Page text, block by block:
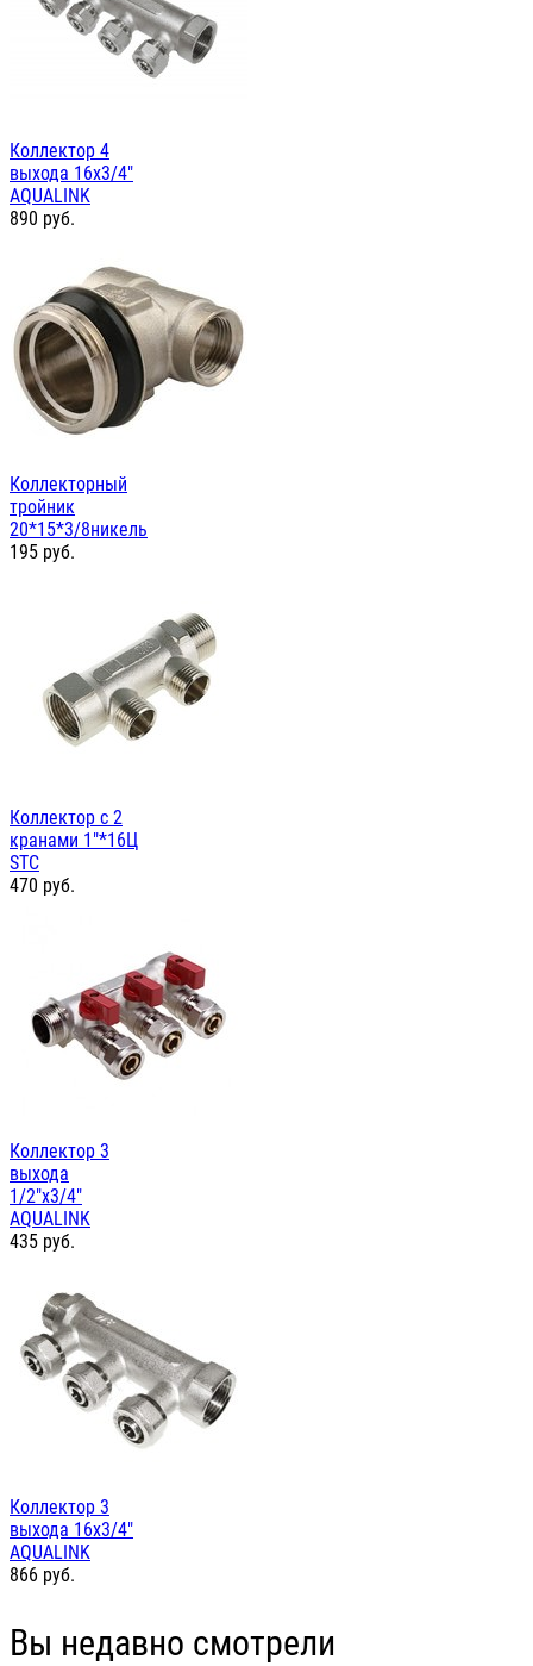
Коллектор 4
выхода 16х3/4"
AQUALINK
890 руб.
Коллекторный
тройник
20*15*3/8никель
195 руб.
Коллектор с 2
кранами 1"*16Ц
STC
470 руб.
Коллектор 3
выхода
1/2"х3/4"
AQUALINK
435 руб.
Коллектор 3
выхода 16х3/4"
AQUALINK
866 руб.
Вы недавно смотрели